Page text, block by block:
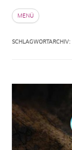
MENÜ
SCHLAGWORTARCHIV: